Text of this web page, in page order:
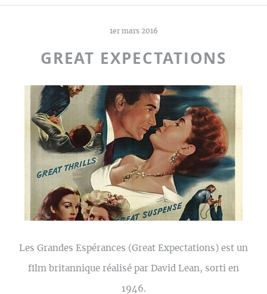
1er mars 2016
GREAT EXPECTATIONS
Les Grandes Espérances (Great Expectations) est un
film britannique réalisé par David Lean, sorti en
1946.